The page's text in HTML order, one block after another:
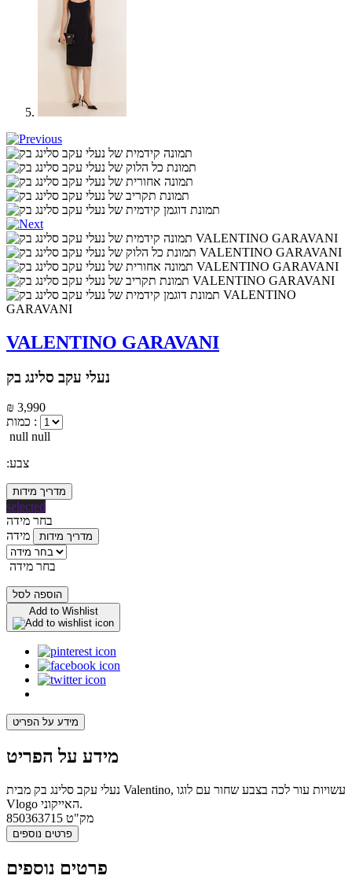
VALENTINO GARAVANI
נעלי עקב סלינג בק
₪ 3,990
כמות :
null null
:צבע
מדריך מידות
selected
בחר מידה
מידה
מדריך מידות
בחר מידה
הוספה לסל
Add to Wishlist
מידע על הפריט
מידע על הפריט
נעלי עקב סלינג בק מבית Valentino, עשויות עור לכה בצבע שחור עם לוגו
Vlogo האייקוני.
מק"ט 850363715
פרטים נוספים
פרטים נוספים